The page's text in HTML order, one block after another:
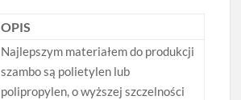
OPIS
Najlepszym materiałem do produkcji
szambo są polietylen lub
polipropylen, o wyższej szczelności